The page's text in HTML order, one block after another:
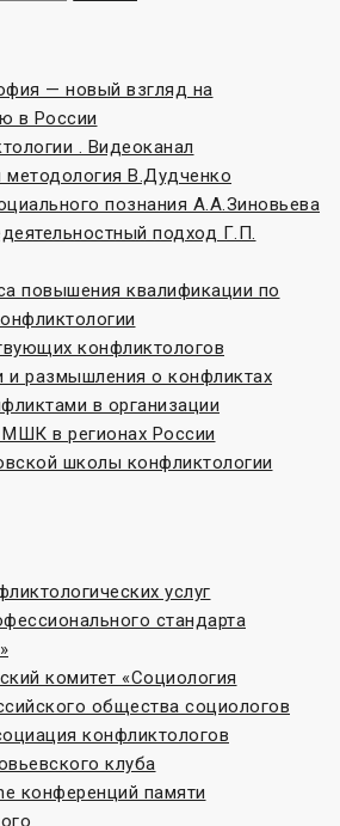
— новый взгляд на
в России
. Видеоканал
методология В.Дудченко
познания А.А.Зиновьева
подход Г.П.
повышения квалификации по
конфликтологов
и размышления о конфликтах
в организации
МШК в регионах России
школы конфликтологии
услуг
стандарта
комитет «Социoлогия
общества социологов
конфликтологов
клуба
конференций памяти